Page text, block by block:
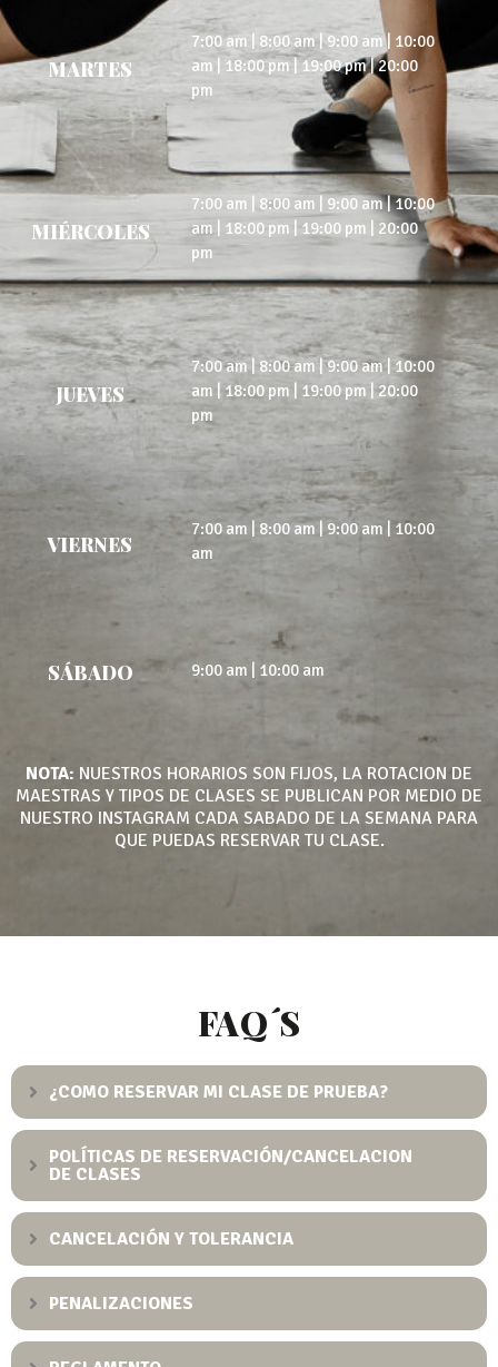
7:00 am | 8:00 am | 9:00 am | 10:00
am | 18:00 pm | 19:00 pm | 20:00
pm
MARTES
7:00 am | 8:00 am | 9:00 am | 10:00
am | 18:00 pm | 19:00 pm | 20:00
pm
MIÉRCOLES
7:00 am | 8:00 am | 9:00 am | 10:00
am | 18:00 pm | 19:00 pm | 20:00
pm
JUEVES
7:00 am | 8:00 am | 9:00 am | 10:00
am
VIERNES
9:00 am | 10:00 am
SÁBADO
NOTA: NUESTROS HORARIOS SON FIJOS, LA ROTACION DE
MAESTRAS Y TIPOS DE CLASES SE PUBLICAN POR MEDIO DE
NUESTRO INSTAGRAM CADA SABADO DE LA SEMANA PARA
QUE PUEDAS RESERVAR TU CLASE.
FAQ´S
¿COMO RESERVAR MI CLASE DE PRUEBA?
POLÍTICAS DE RESERVACIÓN/CANCELACION
DE CLASES
CANCELACIÓN Y TOLERANCIA
PENALIZACIONES